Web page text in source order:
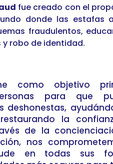
fue creado con el
donde las estafas
fraudulentos,
robo de identidad.
como objetivo
para que
deshonestas,
la
de la
nos
en todas sus